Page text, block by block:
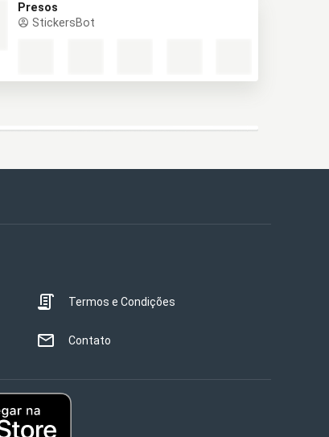
Presos
StickersBot
Termos e Condições
Contato